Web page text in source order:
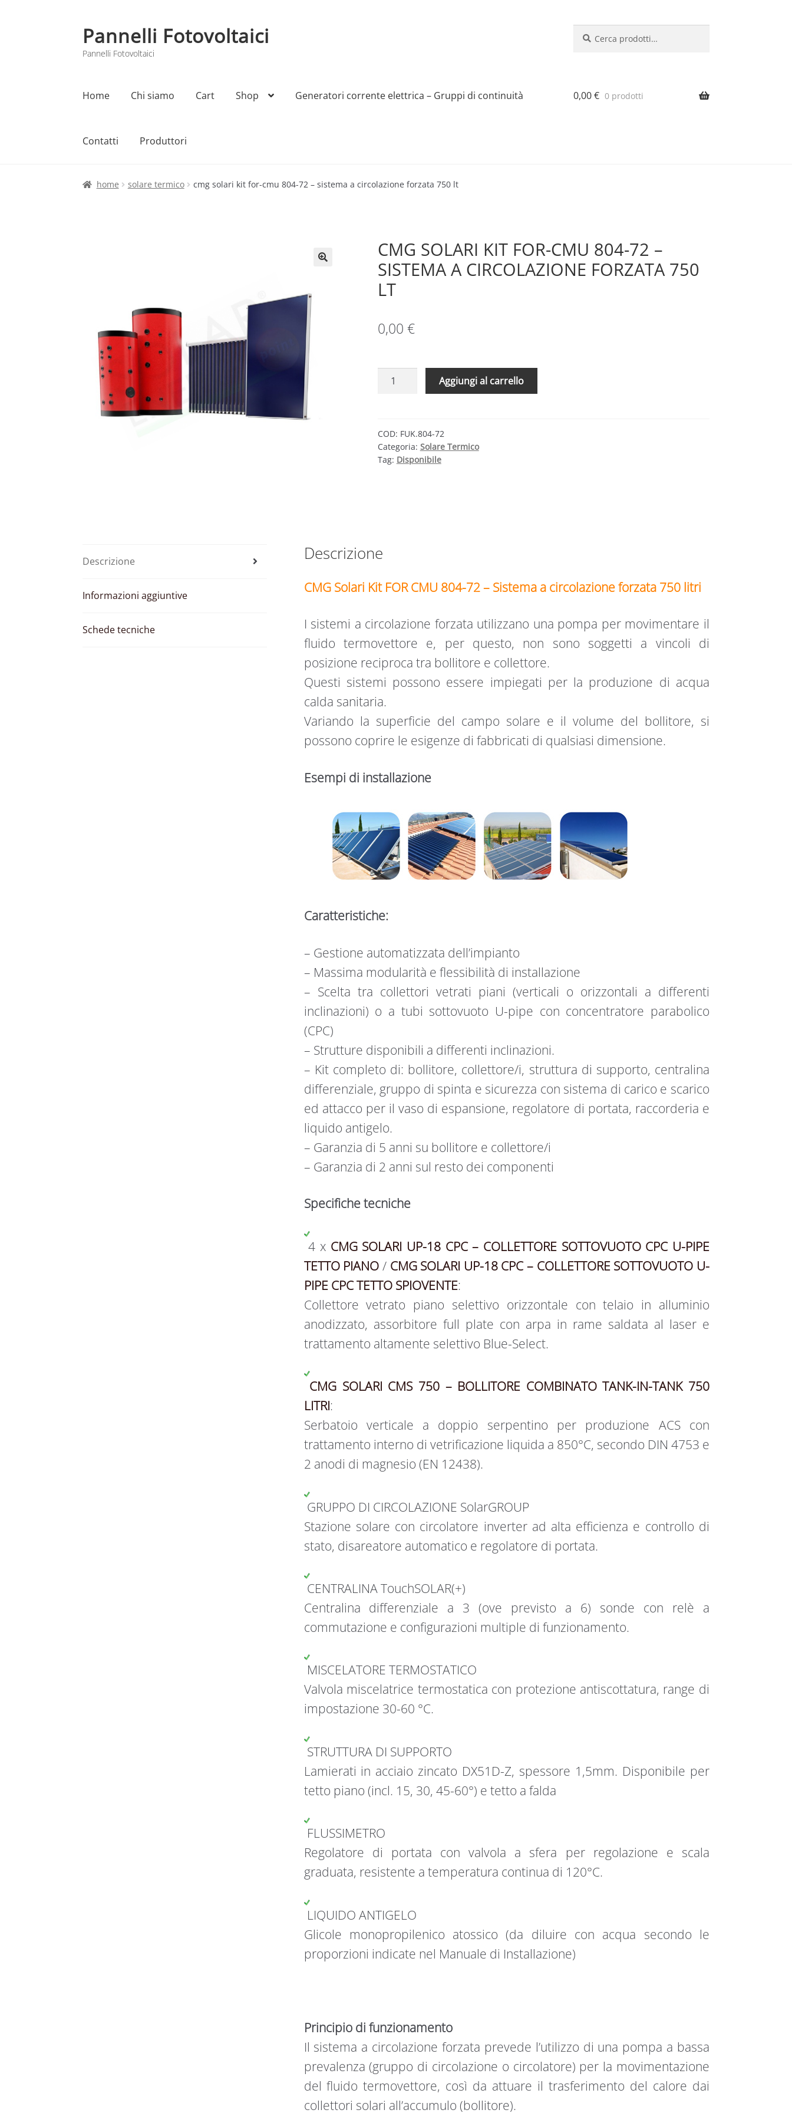
Vai
alla
navigazione
Vai
al
contenuto
Pannelli Fotovoltaici
Pannelli Fotovoltaici
Home Chi siamo Cart Shop Generatori corrente elettrica – Gruppi di continuità
Contatti Produttori
Home Cart Checkout Chi siamo Contatti My account Produttori Sample Page Shop
0,00€ 0 prodotti
home solare termico cmg solari kit for-cmu 804-72 – sistema a circolazione forzata 750 lt
CMG SOLARI KIT FOR-CMU 804-72 –
SISTEMA A CIRCOLAZIONE FORZATA 750
LT
0,00 €
CMG
CMU
804-
72
750
quantità
Aggiungi al carrello
COD: FUK.804-72
Categoria: Solare Termico
Tag: Disponibile
Descrizione
Informazioni aggiuntive
Schede tecniche
Descrizione
CMG Solari Kit FOR CMU 804-72 – Sistema a circolazione forzata 750 litri
I sistemi a circolazione forzata utilizzano una pompa per movimentare il
fluido termovettore e, per questo, non sono soggetti a vincoli di
posizione reciproca tra bollitore e collettore.
Questi sistemi possono essere impiegati per la produzione di acqua
calda sanitaria.
Variando la superficie del campo solare e il volume del bollitore, si
possono coprire le esigenze di fabbricati di qualsiasi dimensione.
Esempi di installazione
Caratteristiche:
– Gestione automatizzata dell’impianto
– Massima modularità e flessibilità di installazione
– Scelta tra collettori vetrati piani (verticali o orizzontali a differenti
inclinazioni) o a tubi sottovuoto U-pipe con concentratore parabolico
(CPC)
– Strutture disponibili a differenti inclinazioni.
– Kit completo di: bollitore, collettore/i, struttura di supporto, centralina
differenziale, gruppo di spinta e sicurezza con sistema di carico e scarico
ed attacco per il vaso di espansione, regolatore di portata, raccorderia e
liquido antigelo.
– Garanzia di 5 anni su bollitore e collettore/i
– Garanzia di 2 anni sul resto dei componenti
Specifiche tecniche
4 x CMG SOLARI UP-18 CPC – COLLETTORE SOTTOVUOTO CPC U-PIPE
TETTO PIANO / CMG SOLARI UP-18 CPC – COLLETTORE SOTTOVUOTO U-
PIPE CPC TETTO SPIOVENTE:
Collettore vetrato piano selettivo orizzontale con telaio in alluminio
anodizzato, assorbitore full plate con arpa in rame saldata al laser e
trattamento altamente selettivo Blue-Select.
CMG SOLARI CMS 750 – BOLLITORE COMBINATO TANK-IN-TANK 750
LITRI:
Serbatoio verticale a doppio serpentino per produzione ACS con
trattamento interno di vetrificazione liquida a 850°C, secondo DIN 4753 e
2 anodi di magnesio (EN 12438).
GRUPPO DI CIRCOLAZIONE SolarGROUP
Stazione solare con circolatore inverter ad alta efficienza e controllo di
stato, disareatore automatico e regolatore di portata.
CENTRALINA TouchSOLAR(+)
Centralina differenziale a 3 (ove previsto a 6) sonde con relè a
commutazione e configurazioni multiple di funzionamento.
MISCELATORE TERMOSTATICO
Valvola miscelatrice termostatica con protezione antiscottatura, range di
impostazione 30-60 °C.
STRUTTURA DI SUPPORTO
Lamierati in acciaio zincato DX51D-Z, spessore 1,5mm. Disponibile per
tetto piano (incl. 15, 30, 45-60°) e tetto a falda
FLUSSIMETRO
Regolatore di portata con valvola a sfera per regolazione e scala
graduata, resistente a temperatura continua di 120°C.
LIQUIDO ANTIGELO
Glicole monopropilenico atossico (da diluire con acqua secondo le
proporzioni indicate nel Manuale di Installazione)
Principio di funzionamento
Il sistema a circolazione forzata prevede l’utilizzo di una pompa a bassa
prevalenza (gruppo di circolazione o circolatore) per la movimentazione
del fluido termovettore, così da attuare il trasferimento del calore dai
collettori solari all’accumulo (bollitore).